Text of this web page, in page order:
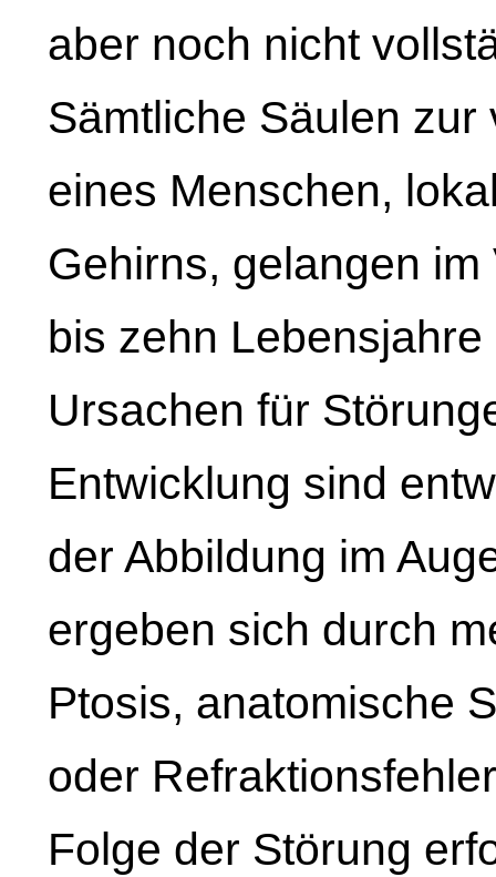
aber noch nicht
Sämtliche Säulen
eines Menschen,
Gehirns, gelangen
bis zehn
Ursachen für
Entwicklung sind
der Abbildung im
ergeben sich durch
Ptosis, anatomische
oder
Folge der Störung